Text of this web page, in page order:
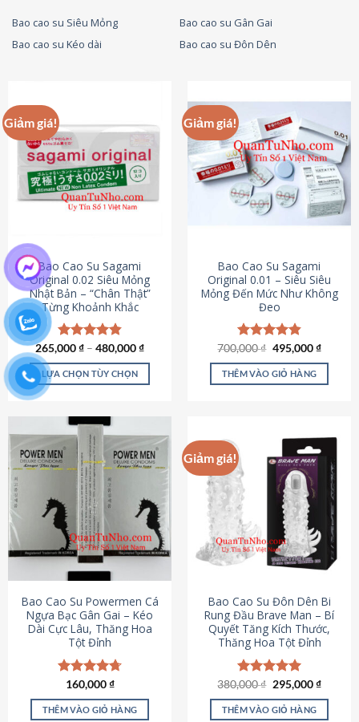
thể.
tùy
thể
được
chọn
trên
trang
sản
phẩm
Bao cao su Siêu Mỏng
Bao cao su Gân Gai
Bao cao su Kéo dài
Bao cao su Đôn Dên
Giảm giá!
Bao Cao Su Sagami
Original 0.02 Siêu Mỏng
Nhật Bản – “Chân Thật”
Từng Khoảnh Khắc
Được xếp
hạng4.87
5 sao
265,000₫ – 480,000₫
LỰA CHỌN TÙY CHỌN
này
có
nhiều
biến
thể.
Các
tùy
chọn
có
chọn
trên
trang
sản
phẩm
Giảm giá!
Bao Cao Su Sagami
Original 0.01 – Siêu Siêu
Mỏng Đến Mức Như Không
Đeo
Được xếp
hạng4.83
5 sao
700,000₫ Giá
là:
700,000 ₫.
495,000₫Giá
tại
THÊM VÀO GIỎ HÀNG
Bao Cao Su Powermen Cá
Ngựa Bạc Gân Gai – Kéo
Dài Cực Lâu, Thăng Hoa
Tột Đỉnh
Được xếp
hạng4.73
5 sao
160,000₫
THÊM VÀO GIỎ HÀNG
Giảm giá!
Bao Cao Su Đôn Dên Bi
Rung Đầu Brave Man – Bí
Quyết Tăng Kích Thước,
Thăng Hoa Tột Đỉnh
Được xếp
hạng5.00
5 sao
380,000₫ Giá
là:
380,000 ₫.
295,000₫Giá
tại
THÊM VÀO GIỎ HÀNG